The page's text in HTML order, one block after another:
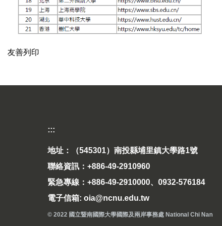
友善列印
:::
地址：（545301）南投縣埔里鎮大學路1號
聯絡資訊：+886-49-2910960
緊急專線：+886-49-2910000、0932-576184
電子信箱: oia@ncnu.edu.tw
© 2022 國立暨南國際大學國際及兩岸事務處 National Chi Nan